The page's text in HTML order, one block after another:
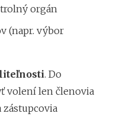
orgán
(napr. výbor
. Do
volení len členovia
zástupcovia